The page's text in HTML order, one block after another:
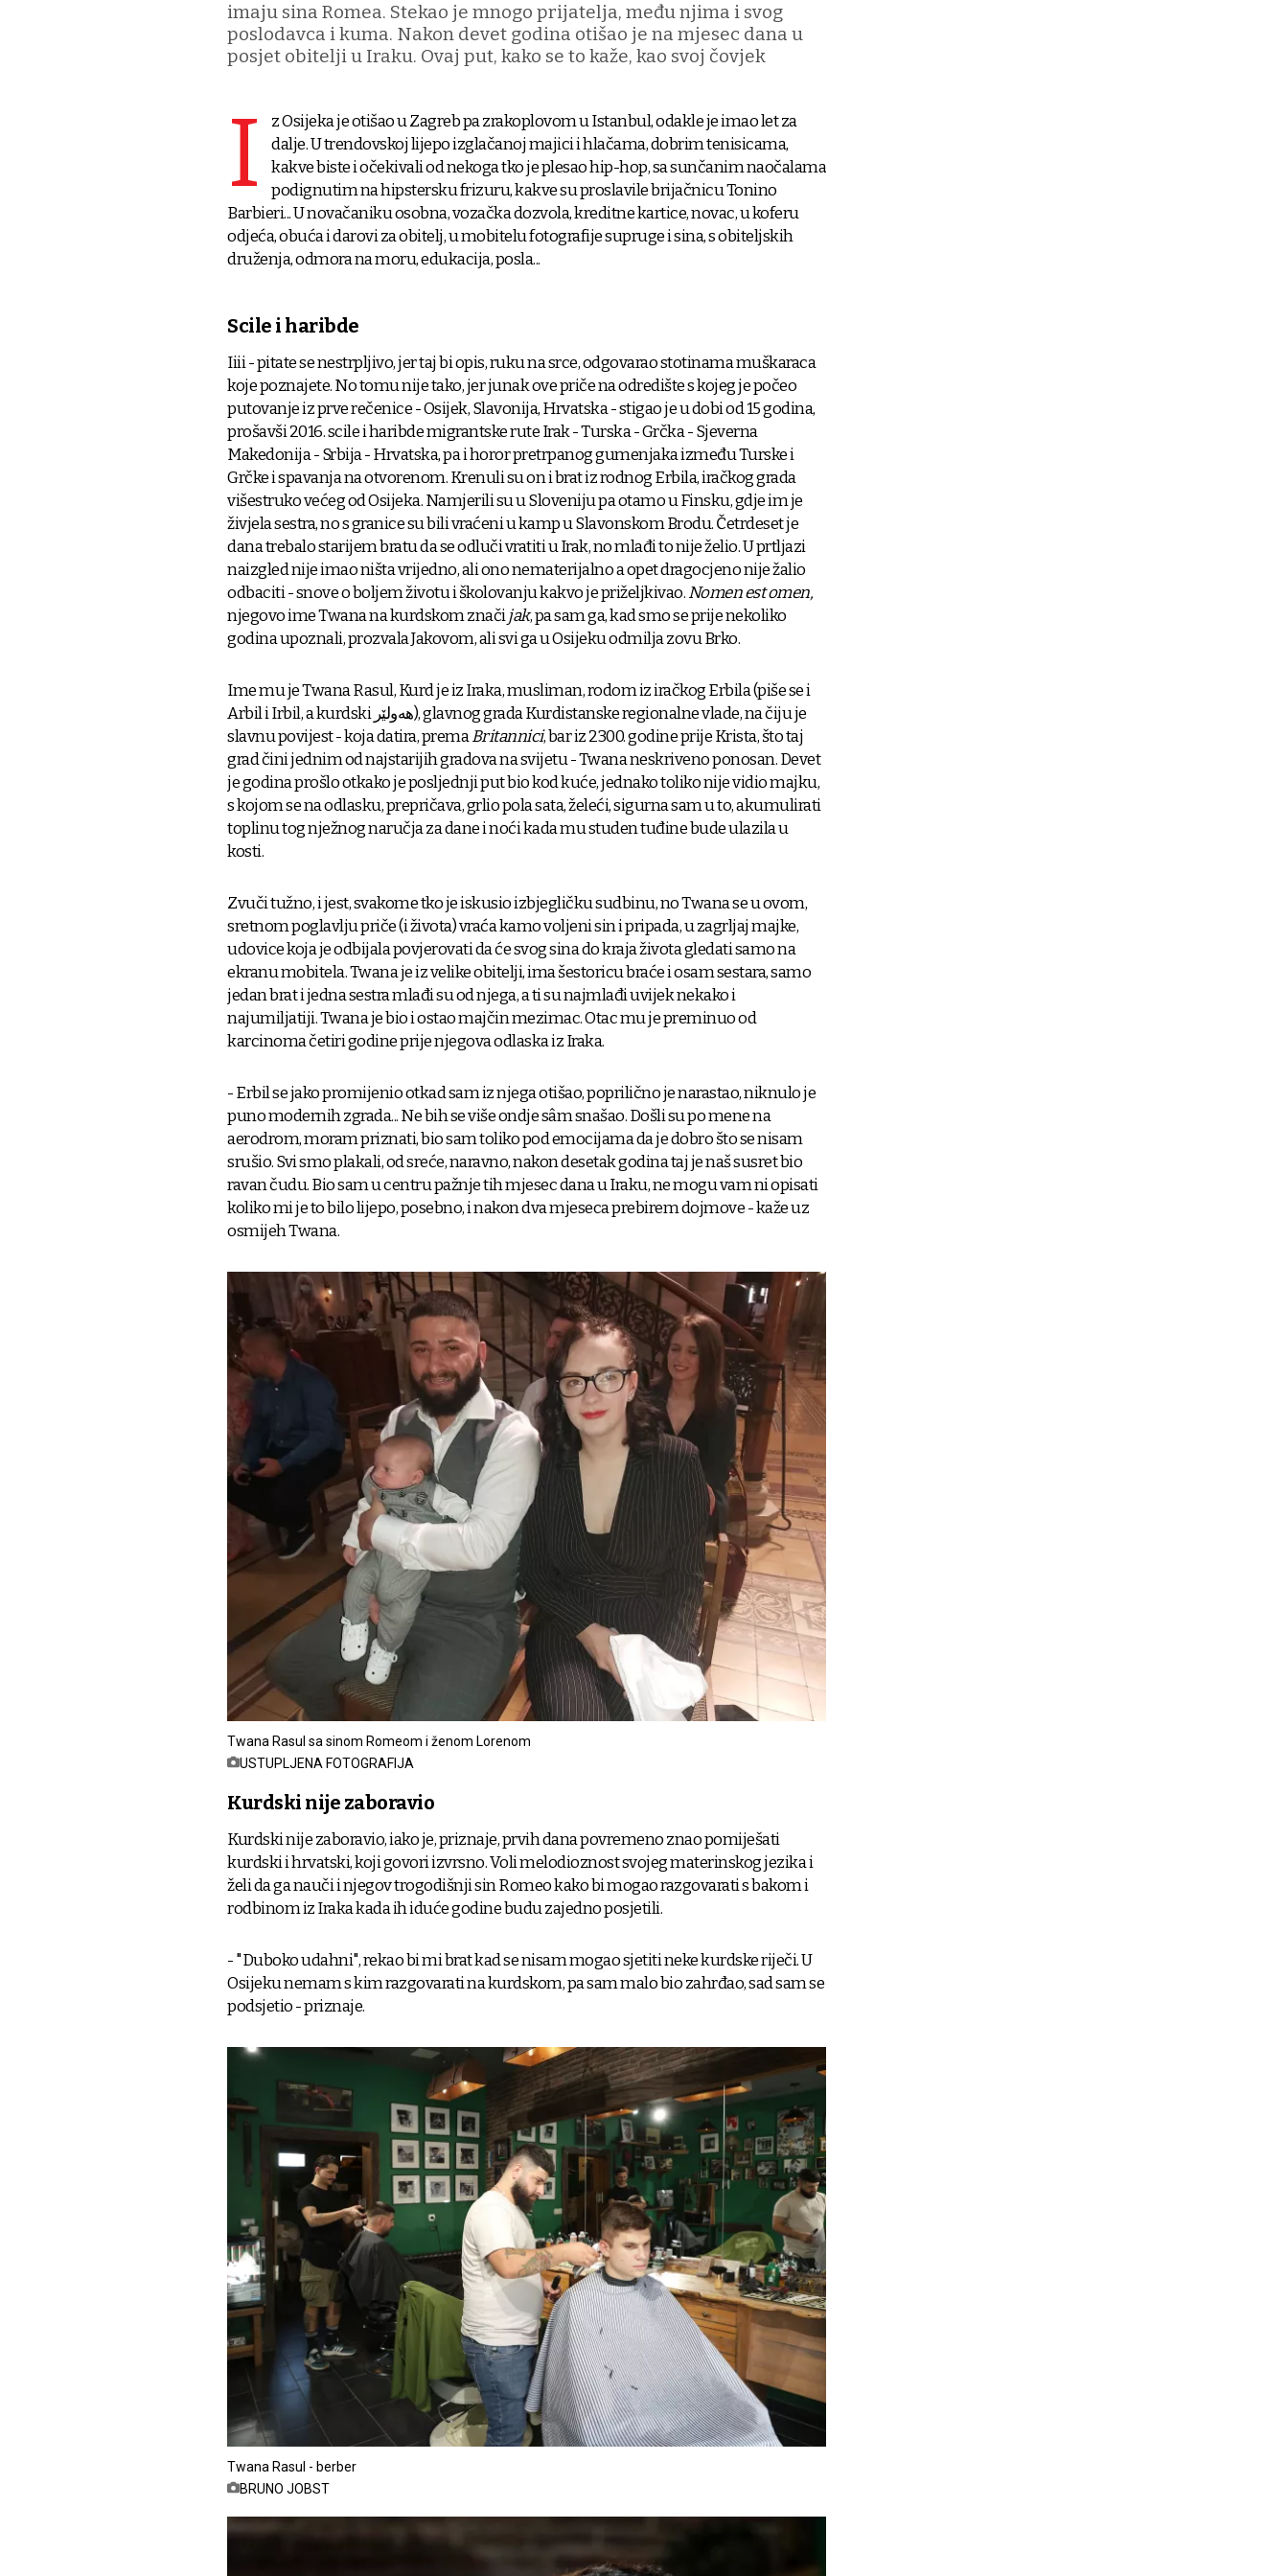
imaju sina Romea. Stekao je mnogo prijatelja, među njima i svog
poslodavca i kuma. Nakon devet godina otišao je na mjesec dana u
posjet obitelji u Iraku. Ovaj put, kako se to kaže, kao svoj čovjek
I
z Osijeka je otišao u Zagreb pa zrakoplovom u Istanbul, odakle je imao let za
dalje. U trendovskoj lijepo izglačanoj majici i hlačama, dobrim tenisicama,
kakve biste i očekivali od nekoga tko je plesao hip-hop, sa sunčanim naočalama
podignutim na hipstersku frizuru, kakve su proslavile brijačnicu Tonino
Barbieri... U novačaniku osobna, vozačka dozvola, kreditne kartice, novac, u koferu
odjeća, obuća i darovi za obitelj, u mobitelu fotografije supruge i sina, s obiteljskih
druženja, odmora na moru, edukacija, posla...
Scile i haribde
Iiii - pitate se nestrpljivo, jer taj bi opis, ruku na srce, odgovarao stotinama muškaraca
koje poznajete. No tomu nije tako, jer junak ove priče na odredište s kojeg je počeo
putovanje iz prve rečenice - Osijek, Slavonija, Hrvatska - stigao je u dobi od 15 godina,
prošavši 2016. scile i haribde migrantske rute Irak - Turska - Grčka - Sjeverna
Makedonija - Srbija - Hrvatska, pa i horor pretrpanog gumenjaka između Turske i
Grčke i spavanja na otvorenom. Krenuli su on i brat iz rodnog Erbila, iračkog grada
višestruko većeg od Osijeka. Namjerili su u Sloveniju pa otamo u Finsku, gdje im je
živjela sestra, no s granice su bili vraćeni u kamp u Slavonskom Brodu. Četrdeset je
dana trebalo starijem bratu da se odluči vratiti u Irak, no mlađi to nije želio. U prtljazi
naizgled nije imao ništa vrijedno, ali ono nematerijalno a opet dragocjeno nije žalio
odbaciti - snove o boljem životu i školovanju kakvo je priželjkivao.Nomen est omen,
njegovo ime Twana na kurdskom značijak, pa sam ga, kad smo se prije nekoliko
godina upoznali, prozvala Jakovom, ali svi ga u Osijeku odmilja zovu Brko.
Ime mu je Twana Rasul, Kurd je iz Iraka, musliman, rodom iz iračkog Erbila (piše se i
Arbil i Irbil, a kurdski ھەولێر), glavnog grada Kurdistanske regionalne vlade, na čiju je
slavnu povijest - koja datira, premaBritannici, bar iz 2300. godine prije Krista, što taj
grad čini jednim od najstarijih gradova na svijetu - Twana neskriveno ponosan. Devet
je godina prošlo otkako je posljednji put bio kod kuće, jednako toliko nije vidio majku,
s kojom se na odlasku, prepričava, grlio pola sata, želeći, sigurna sam u to, akumulirati
toplinu tog nježnog naručja za dane i noći kada mu studen tuđine bude ulazila u
kosti.
Zvuči tužno, i jest, svakome tko je iskusio izbjegličku sudbinu, no Twana se u ovom,
sretnom poglavlju priče (i života) vraća kamo voljeni sin i pripada, u zagrljaj majke,
udovice koja je odbijala povjerovati da će svog sina do kraja života gledati samo na
ekranu mobitela. Twana je iz velike obitelji, ima šestoricu braće i osam sestara, samo
jedan brat i jedna sestra mlađi su od njega, a ti su najmlađi uvijek nekako i
najumiljatiji. Twana je bio i ostao majčin mezimac. Otac mu je preminuo od
karcinoma četiri godine prije njegova odlaska iz Iraka.
- Erbil se jako promijenio otkad sam iz njega otišao, poprilično je narastao, niknulo je
puno modernih zgrada... Ne bih se više ondje sâm snašao. Došli su po mene na
aerodrom, moram priznati, bio sam toliko pod emocijama da je dobro što se nisam
srušio. Svi smo plakali, od sreće, naravno, nakon desetak godina taj je naš susret bio
ravan čudu. Bio sam u centru pažnje tih mjesec dana u Iraku, ne mogu vam ni opisati
koliko mi je to bilo lijepo, posebno, i nakon dva mjeseca prebirem dojmove - kaže uz
osmijeh Twana.
Twana Rasul sa sinom Romeom i ženom Lorenom
USTUPLJENA FOTOGRAFIJA
Kurdski nije zaboravio
Kurdski nije zaboravio, iako je, priznaje, prvih dana povremeno znao pomiješati
kurdski i hrvatski, koji govori izvrsno. Voli melodioznost svojeg materinskog jezika i
želi da ga nauči i njegov trogodišnji sin Romeo kako bi mogao razgovarati s bakom i
rodbinom iz Iraka kada ih iduće godine budu zajedno posjetili.
- "Duboko udahni", rekao bi mi brat kad se nisam mogao sjetiti neke kurdske riječi. U
Osijeku nemam s kim razgovarati na kurdskom, pa sam malo bio zahrđao, sad sam se
podsjetio - priznaje.
Twana Rasul - berber
BRUNO JOBST